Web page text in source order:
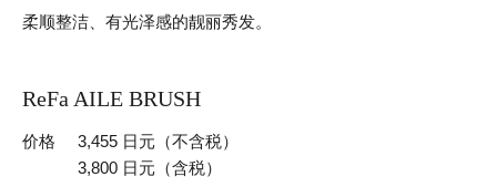
柔顺整洁、有光泽感的靓丽秀发。
ReFa AILE BRUSH
价格
3,455 日元（不含税）
3,800 日元（含税）